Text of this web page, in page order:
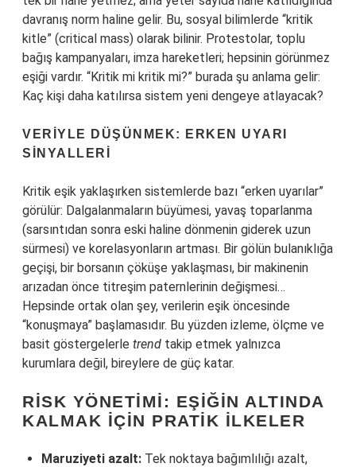
davranış norm haline gelir. Bu, sosyal bilimlerde “kritik
kitle” (critical mass) olarak bilinir. Protestolar, toplu
bağış kampanyaları, imza hareketleri; hepsinin görünmez
eşiği vardır. “Kritik mi kritik mi?” burada şu anlama gelir:
Kaç kişi daha katılırsa sistem yeni dengeye atlayacak?
VERIYLE DÜŞÜNMEK: ERKEN UYARI
SINYALLERI
Kritik eşik yaklaşırken sistemlerde bazı “erken uyarılar”
görülür: Dalgalanmaların büyümesi, yavaş toparlanma
(sarsıntıdan sonra eski haline dönmenin giderek uzun
sürmesi) ve korelasyonların artması. Bir gölün bulanıklığa
geçişi, bir borsanın çöküşe yaklaşması, bir makinenin
arızadan önce titreşim paternlerinin değişmesi…
Hepsinde ortak olan şey, verilerin eşik öncesinde
“konuşmaya” başlamasıdır. Bu yüzden izleme, ölçme ve
basit göstergelerle trend takip etmek yalnızca
kurumlara değil, bireylere de güç katar.
RISK YÖNETIMI: EŞIĞIN ALTINDA
KALMAK İÇIN PRATIK İLKELER
Maruziyeti azalt: Tek noktaya bağımlılığı azalt,